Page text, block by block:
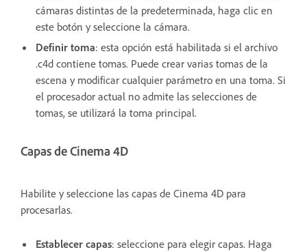
cámaras distintas de la predeterminada, haga clic en
este botón y seleccione la cámara.
Definir toma: esta opción está habilitada si el archivo
.c4d contiene tomas. Puede crear varias tomas de la
escena y modificar cualquier parámetro en una toma. Si
el procesador actual no admite las selecciones de
tomas, se utilizará la toma principal.
Capas de Cinema 4D
Habilite y seleccione las capas de Cinema 4D para
procesarlas.
Establecer capas: seleccione para elegir capas. Haga